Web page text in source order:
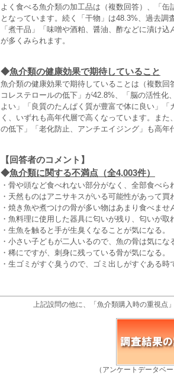
よく食べる魚介類の加工品は（複数回答）、「
となっています。続く「干物」は48.3%、過去
「煮干品」「味噌や酒粕、醤油、酢などに漬け
が多くみられます。
◆魚介類の健康効果で期待していること
魚介類の健康効果で期待していることは（複数
コレステロールの低下」が42.8%、「脳の活性
よい」「良質のたんぱく質が豊富で体に良い」
く、いずれも高年代層で高くなっています。ま
の低下」「老化防止、アンチエイジング」も高年
【回答者のコメント】
◆魚介類に関する不満点（全4,003件）
・骨や頭など食べれない部分がなく、全部食べ
・天然ものはアニサキスがいる可能性があって
・焼き魚や煮つけの骨が多い物はあまり食べま
・魚料理に使用した器具に匂いが残り、匂いが
・生魚を触ると手が生臭くなることが気になる。
・小さい子どもが二人いるので、魚の骨は気にな
・稀にですが、刺身に残っている骨が気になる。
・生ゴミがすぐ臭うので、ゴミ出しがすぐある
上記設問の他に、「魚介類購入時の重視点
（アンケートデータベ